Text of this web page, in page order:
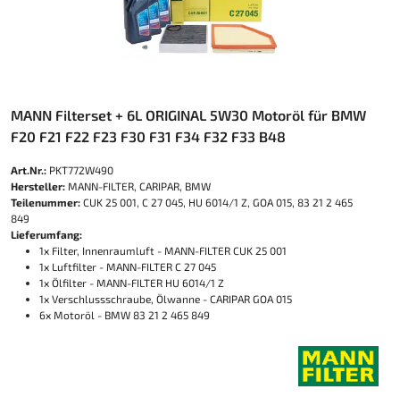
MANN Filterset + 6L ORIGINAL 5W30 Motoröl für BMW
F20 F21 F22 F23 F30 F31 F34 F32 F33 B48
Art.Nr.: PKT772W490
Hersteller: MANN-FILTER, CARIPAR, BMW
Teilenummer: CUK 25 001, C 27 045, HU 6014/1 Z, GOA 015, 83 21 2 465
849
Lieferumfang:
1x Filter, Innenraumluft - MANN-FILTER CUK 25 001
1x Luftfilter - MANN-FILTER C 27 045
1x Ölfilter - MANN-FILTER HU 6014/1 Z
1x Verschlussschraube, Ölwanne - CARIPAR GOA 015
6x Motoröl - BMW 83 21 2 465 849